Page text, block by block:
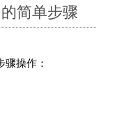
简单步骤
骤操作：